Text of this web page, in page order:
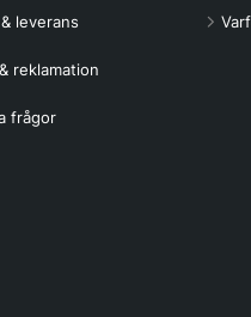
leverans
reklamation
frågor